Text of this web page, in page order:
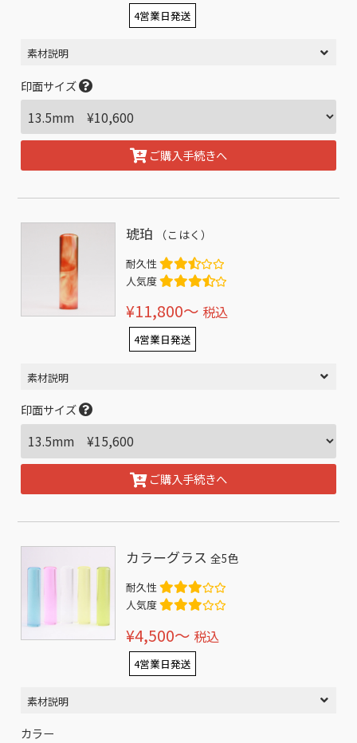
4営業日発送
素材説明
印面サイズ
ご購入手続きへ
琥珀 （こはく）
耐久性
人気度
¥11,800〜 税込
4営業日発送
素材説明
印面サイズ
ご購入手続きへ
カラーグラス全5色
耐久性
人気度
¥4,500〜 税込
4営業日発送
素材説明
カラー